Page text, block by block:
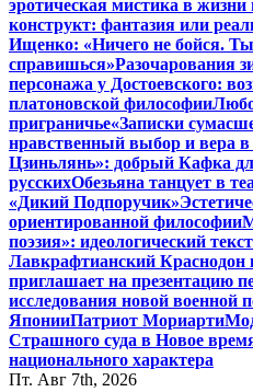
эротическая мистика в жизни
конструкт: фантазия или
Ищенко: «Ничего не бойся. Ты
справишься»Разочарования
персонажа у Достоевского:
платоновской философии
приграничье«Записки
нравственный выбор и вера в
Цзиньлянь»: добрый Кафка
русскихОбезьяна танцует в
«Дикий Подпоручик»
ориентированной философии
поэзия»: идеологический
Лавкрафтианский Краснодон
приглашает на презентацию
исследования новой военной
ЯпонииПатриот Мориарти
Страшного суда в Новое
национального характера
Пт. Авг 7th, 2026